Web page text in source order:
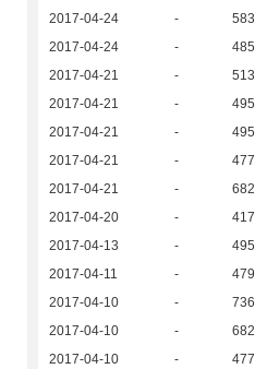
2017-04-24
- 583
2017-04-24
- 485
2017-04-21
- 513
2017-04-21
- 495
2017-04-21
- 495
2017-04-21
- 477
2017-04-21
- 682
2017-04-20
- 417
2017-04-13
- 495
2017-04-11
- 479
2017-04-10
- 736
2017-04-10
- 682
2017-04-10
- 477